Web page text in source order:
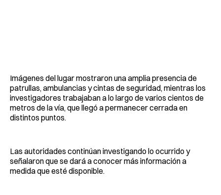
Imágenes del lugar mostraron una amplia presencia de
patrullas, ambulancias y cintas de seguridad, mientras los
investigadores trabajaban a lo largo de varios cientos de
metros de la vía, que llegó a permanecer cerrada en
distintos puntos.
Las autoridades continúan investigando lo ocurrido y
señalaron que se dará a conocer más información a
medida que esté disponible.